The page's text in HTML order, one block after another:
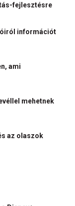
fejlesztésre
információt
ami
mehetnek
az olaszok